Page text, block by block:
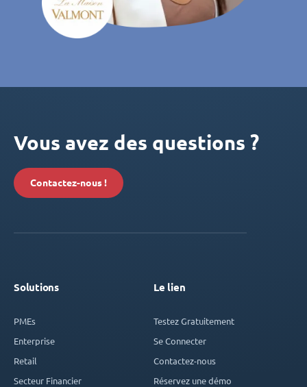
Vous avez des questions ?
Contactez-nous !
Solutions
PMEs
Enterprise
Retail
Secteur Financier
Le lien
Testez Gratuitement
Se Connecter
Contactez-nous
Réservez une démo